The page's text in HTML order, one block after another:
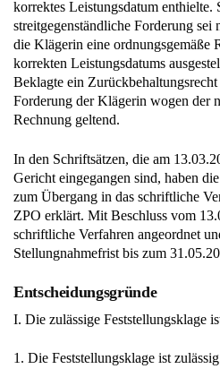
korrektes Leistungsdatum enthielte.
streitgegenständliche Forderung
die Klägerin eine ordnungsgemäße
korrekten Leistungsdatums
Beklagte ein Zurückbehaltungsrecht
Forderung der Klägerin wogen der
Rechnung geltend.
In den Schriftsätzen, die am
Gericht eingegangen sind, haben
zum Übergang in das schriftliche
ZPO erklärt. Mit Beschluss vom
schriftliche Verfahren angeordnet
Stellungnahmefrist bis zum
Entscheidungsgründe
I. Die zulässige Feststellungsklage
1. Die Feststellungsklage ist